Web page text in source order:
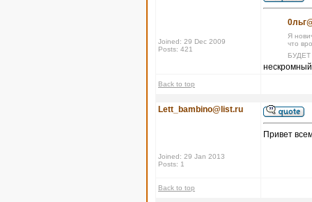
Joined: 29 Dec 2009
Posts: 421
Я
что
Back to top
Lett_bambino@list.ru
Joined: 29 Jan 2013
Posts: 1
Привет
Back to top